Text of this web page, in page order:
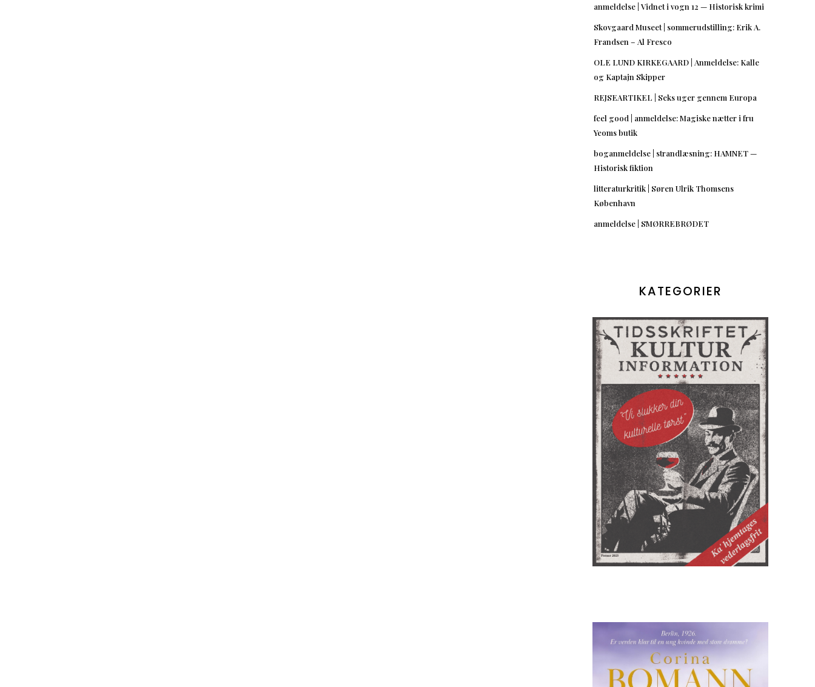
anmeldelse | Vidnet i vogn 12 — Historisk krimi
Skovgaard Museet | sommerudstilling: Erik A.
Frandsen – Al Fresco
OLE LUND KIRKEGAARD | Anmeldelse: Kalle
og Kaptajn Skipper
REJSEARTIKEL | Seks uger gennem Europa
feel good | anmeldelse: Magiske nætter i fru
Yeoms butik
boganmeldelse | strandlæsning: HAMNET —
Historisk fiktion
litteraturkritik | Søren Ulrik Thomsens
København
anmeldelse | SMØRREBRØDET
KATEGORIER